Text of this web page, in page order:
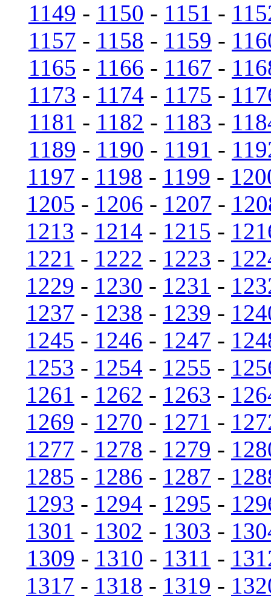
1149 - 1150 - 1151 -
1157 - 1158 - 1159 -
1165 - 1166 - 1167 -
1173 - 1174 - 1175 -
1181 - 1182 - 1183 -
1189 - 1190 - 1191 -
1197 - 1198 - 1199 -
1205 - 1206 - 1207 -
1213 - 1214 - 1215 -
1221 - 1222 - 1223 -
1229 - 1230 - 1231 -
1237 - 1238 - 1239 -
1245 - 1246 - 1247 -
1253 - 1254 - 1255 -
1261 - 1262 - 1263 -
1269 - 1270 - 1271 -
1277 - 1278 - 1279 -
1285 - 1286 - 1287 -
1293 - 1294 - 1295 -
1301 - 1302 - 1303 -
1309 - 1310 - 1311 -
1317 - 1318 - 1319 -